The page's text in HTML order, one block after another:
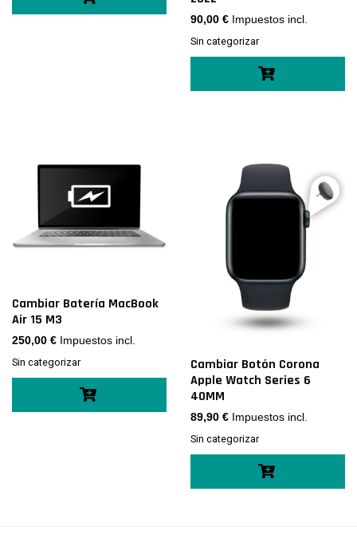
90,00 € Impuestos incl.
Sin categorizar
Cambiar Batería MacBook
Air 15 M3
250,00 € Impuestos incl.
Sin categorizar
Cambiar Botón Corona
Apple Watch Series 6
40MM
89,90 € Impuestos incl.
Sin categorizar